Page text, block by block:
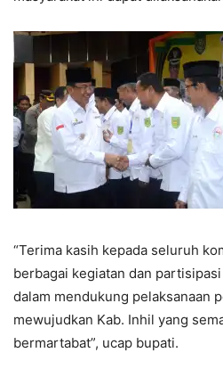
“Terima kasih kepada seluruh
berbagai kegiatan dan
dalam mendukung pelaksanaan
mewujudkan Kab. Inhil yang
bermartabat”, ucap bupati.